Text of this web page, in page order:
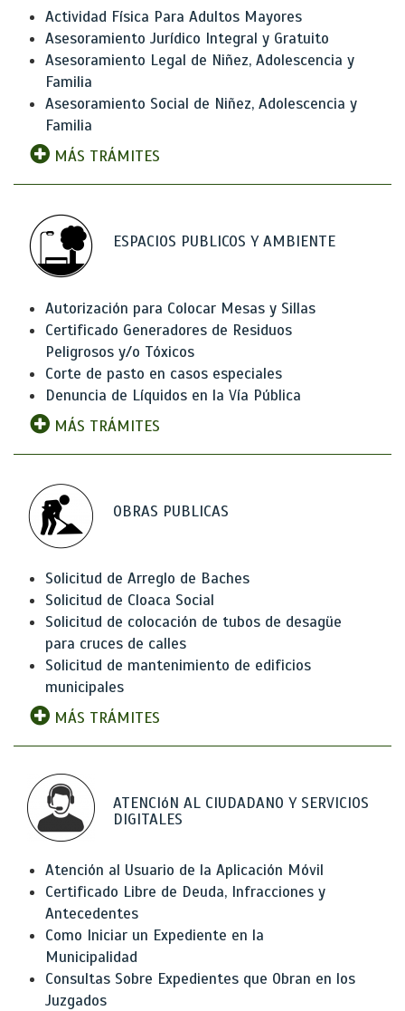
Actividad Física Para Adultos Mayores
Asesoramiento Jurídico Integral y Gratuito
Asesoramiento Legal de Niñez, Adolescencia y
Familia
Asesoramiento Social de Niñez, Adolescencia y
Familia
MÁS TRÁMITES
ESPACIOS PUBLICOS Y AMBIENTE
Autorización para Colocar Mesas y Sillas
Certificado Generadores de Residuos
Peligrosos y/o Tóxicos
Corte de pasto en casos especiales
Denuncia de Líquidos en la Vía Pública
MÁS TRÁMITES
OBRAS PUBLICAS
Solicitud de Arreglo de Baches
Solicitud de Cloaca Social
Solicitud de colocación de tubos de desagüe
para cruces de calles
Solicitud de mantenimiento de edificios
municipales
MÁS TRÁMITES
ATENCIóN AL CIUDADANO Y SERVICIOS
DIGITALES
Atención al Usuario de la Aplicación Móvil
Certificado Libre de Deuda, Infracciones y
Antecedentes
Como Iniciar un Expediente en la
Municipalidad
Consultas Sobre Expedientes que Obran en los
Juzgados